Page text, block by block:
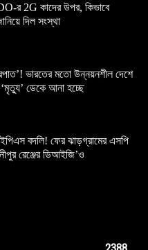
র 2G কাদের উপর, কিভাবে
দিল সংস্থা
ভারতের মতো উন্নয়নশীল দেশে
ডেকে আনা হচ্ছে
বদলি! ফের ঝাড়গ্রামের এসপি
রেঞ্জের ডিআইজি’ও